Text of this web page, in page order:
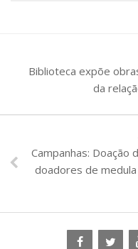
Biblioteca expõe
da
Campanhas: Doação
doadores de